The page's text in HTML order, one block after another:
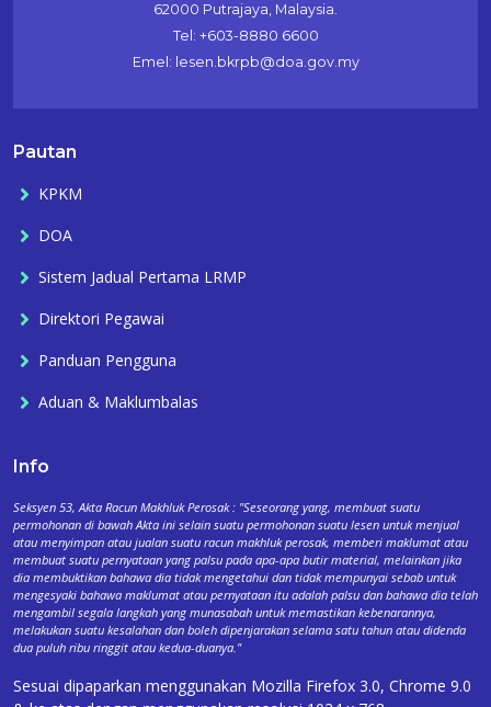
62000 Putrajaya, Malaysia.
Tel: +603-8880 6600
Emel: lesen.bkrpb@doa.gov.my
Pautan
KPKM
DOA
Sistem Jadual Pertama LRMP
Direktori Pegawai
Panduan Pengguna
Aduan & Maklumbalas
Info
Seksyen 53, Akta Racun Makhluk Perosak : "Seseorang yang, membuat suatu
permohonan di bawah Akta ini selain suatu permohonan suatu lesen untuk menjual
atau menyimpan atau jualan suatu racun makhluk perosak, memberi maklumat atau
membuat suatu pernyataan yang palsu pada apa-apa butir material, melainkan jika
dia membuktikan bahawa dia tidak mengetahui dan tidak mempunyai sebab untuk
mengesyaki bahawa maklumat atau pernyataan itu adalah palsu dan bahawa dia telah
mengambil segala langkah yang munasabah untuk memastikan kebenarannya,
melakukan suatu kesalahan dan boleh dipenjarakan selama satu tahun atau didenda
dua puluh ribu ringgit atau kedua-duanya."
Sesuai dipaparkan menggunakan Mozilla Firefox 3.0, Chrome 9.0